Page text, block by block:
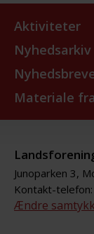
Aktiviteter
Nyhedsarkiv
Materiale
Junoparken 3,
Kontakt-
Ændre